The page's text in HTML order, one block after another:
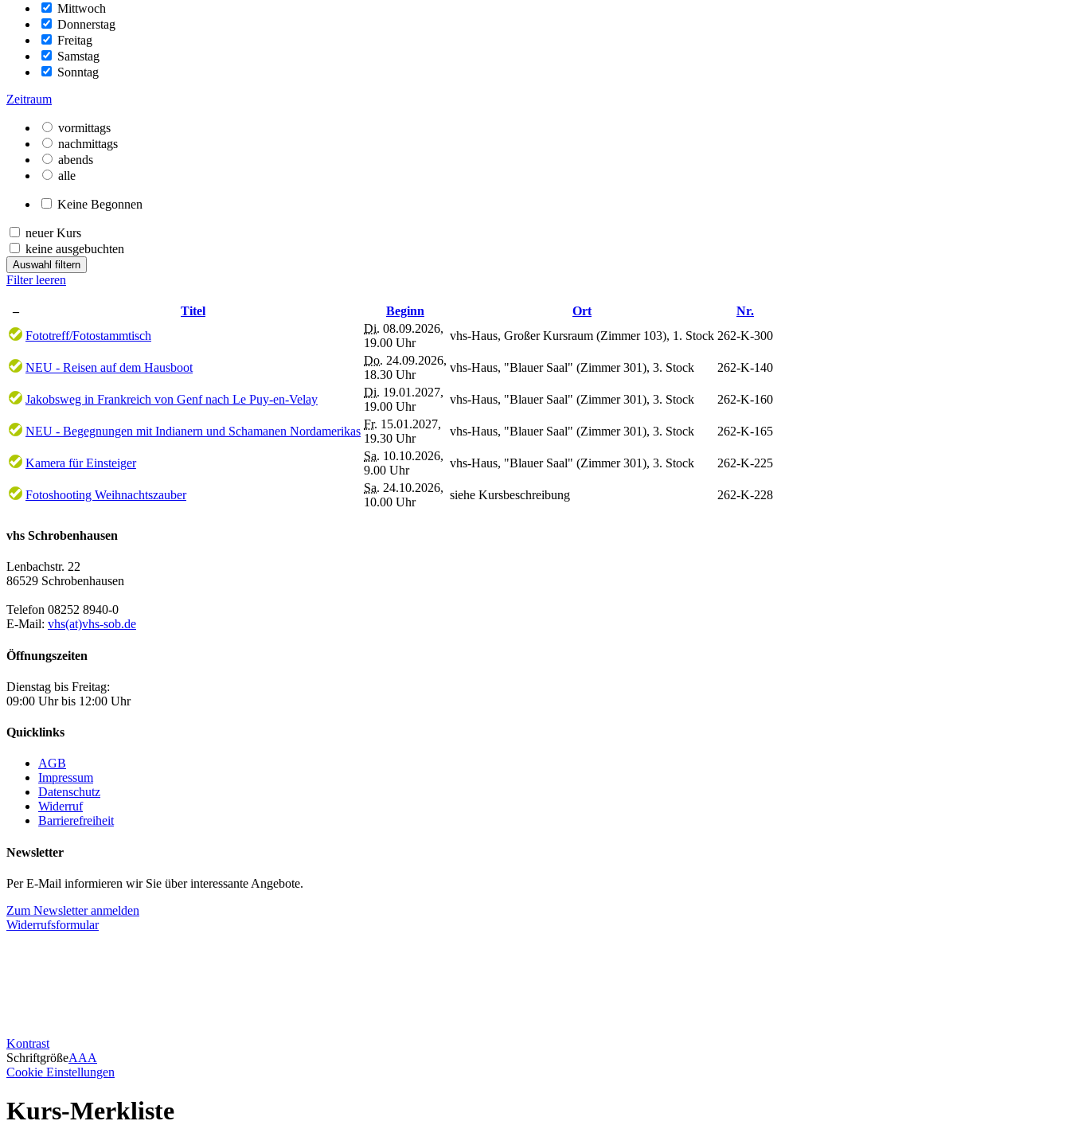
Mittwoch
Donnerstag
Freitag
Samstag
Sonntag
Zeitraum
vormittags
nachmittags
abends
alle
Keine Begonnen
neuer Kurs
keine ausgebuchten
Auswahl filtern
Filter leeren
– Titel Beginn Ort
Nr.
Fototreff/Fotostammtisch
Di. 08.09.2026,
19.00 Uhr
vhs-Haus, Großer Kursraum (Zimmer 103), 1. Stock 262-K-300
NEU - Reisen auf dem Hausboot
Do. 24.09.2026,
18.30 Uhr
vhs-Haus, "Blauer Saal" (Zimmer 301), 3. Stock 262-K-140
Jakobsweg in Frankreich von Genf nach Le Puy-en-Velay
Di. 19.01.2027,
19.00 Uhr
vhs-Haus, "Blauer Saal" (Zimmer 301), 3. Stock 262-K-160
NEU - Begegnungen mit Indianern und Schamanen Nordamerikas
Fr. 15.01.2027,
19.30 Uhr
vhs-Haus, "Blauer Saal" (Zimmer 301), 3. Stock 262-K-165
Kamera für Einsteiger
Sa. 10.10.2026,
9.00 Uhr
vhs-Haus, "Blauer Saal" (Zimmer 301), 3. Stock 262-K-225
Fotoshooting Weihnachtszauber
Sa. 24.10.2026,
10.00 Uhr
siehe Kursbeschreibung 262-K-228
vhs Schrobenhausen
Lenbachstr. 22
86529 Schrobenhausen
Telefon 08252 8940-0
E-Mail: vhs(at)vhs-sob.de
Öffnungszeiten
Dienstag bis Freitag:
09:00 Uhr bis 12:00 Uhr
Quicklinks
AGB
Impressum
Datenschutz
Widerruf
Barrierefreiheit
Newsletter
Per E-Mail informieren wir Sie über interessante Angebote.
Zum Newsletter anmelden
Widerrufsformular
Kontrast
SchriftgrößeAAA
Cookie Einstellungen
Kurs-Merkliste